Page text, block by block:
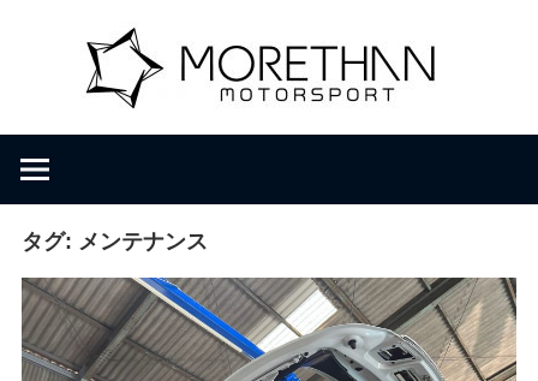
ツ
o
r
e
t
D
r
m
b
a
タグ: メンテナンス